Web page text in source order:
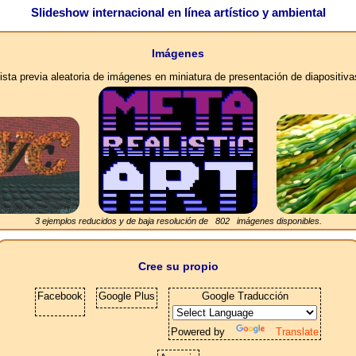
Slideshow internacional en línea artístico y ambiental
Imágenes
previa aleatoria de imágenes en miniatura de presentación de
3 ejemplos reducidos y de baja resolución de 802imágenes disponibles.
Cree su propio
Facebook Google Plus Google Traducción
Powered by Translate